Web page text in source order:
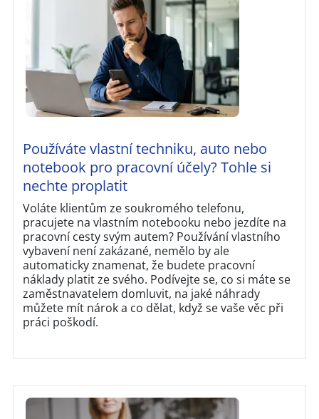
Používáte vlastní techniku, auto nebo
notebook pro pracovní účely? Tohle si
nechte proplatit
Voláte klientům ze soukromého telefonu,
pracujete na vlastním notebooku nebo jezdíte na
pracovní cesty svým autem? Používání vlastního
vybavení není zakázané, nemělo by ale
automaticky znamenat, že budete pracovní
náklady platit ze svého. Podívejte se, co si máte se
zaměstnavatelem domluvit, na jaké náhrady
můžete mít nárok a co dělat, když se vaše věc při
práci poškodí.